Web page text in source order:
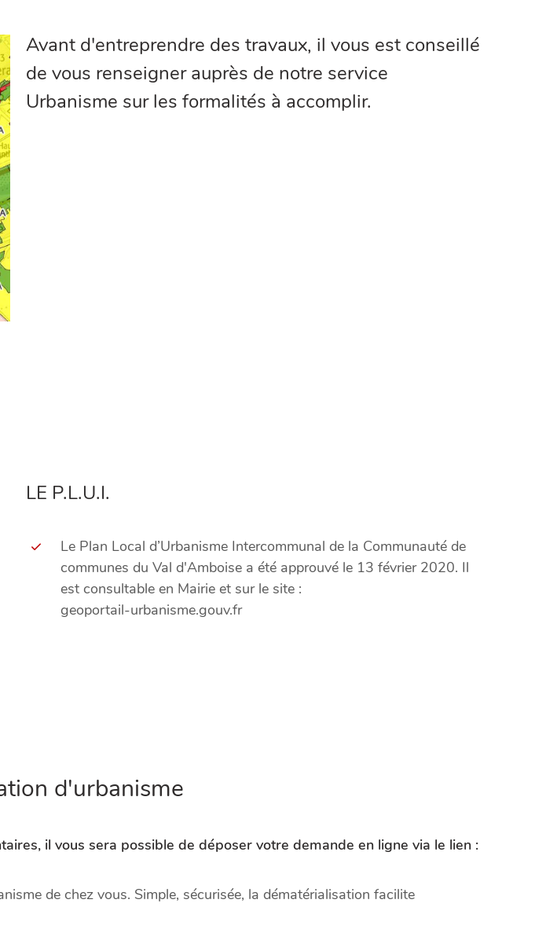
Avant d'entreprendre des travaux, il vous est conseillé
de vous renseigner auprès de notre service
Urbanisme sur les formalités à accomplir.
LE P.L.U.I.
Le Plan Local d’Urbanisme Intercommunal de la Communauté de
communes du Val d'Amboise a été approuvé le 13 février 2020. Il
est consultable en Mairie et sur le site :
geoportail-urbanisme.gouv.fr
d'urbanisme
il vous sera possible de déposer votre demande en ligne via le lien :
de chez vous. Simple, sécurisée, la dématérialisation facilite